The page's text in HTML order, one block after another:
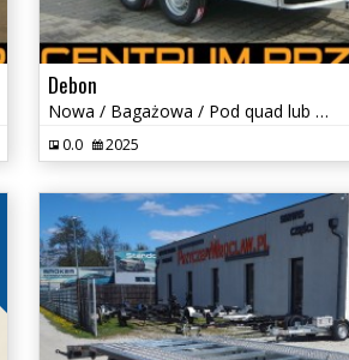
Debon
Nowa / Bagażowa / Pod quad lub motocykl / DMC od 1100 do 2000 kg
0.0 2025